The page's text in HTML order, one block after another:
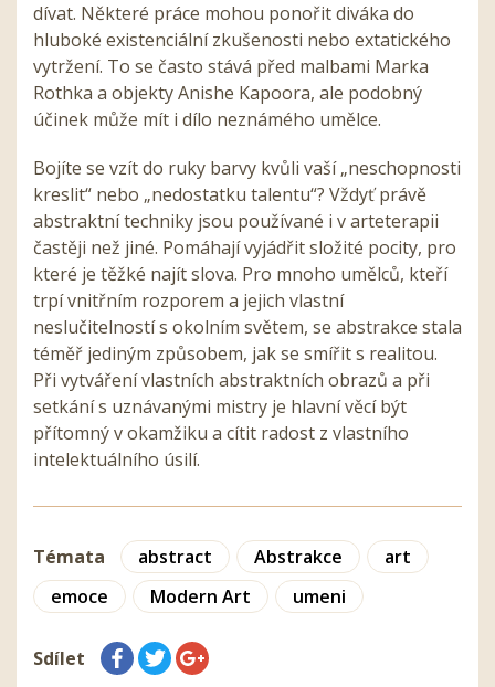
dívat. Některé práce mohou ponořit diváka do
hluboké existenciální zkušenosti nebo extatického
vytržení. To se často stává před malbami Marka
Rothka a objekty Anishe Kapoora, ale podobný
účinek může mít i dílo neznámého umělce.
Bojíte se vzít do ruky barvy kvůli vaší „neschopnosti
kreslit“ nebo „nedostatku talentu“? Vždyť právě
abstraktní techniky jsou používané i v arteterapii
častěji než jiné. Pomáhají vyjádřit složité pocity, pro
které je těžké najít slova. Pro mnoho umělců, kteří
trpí vnitřním rozporem a jejich vlastní
neslučitelností s okolním světem, se abstrakce stala
téměř jediným způsobem, jak se smířit s realitou.
Při vytváření vlastních abstraktních obrazů a při
setkání s uznávanými mistry je hlavní věcí být
přítomný v okamžiku a cítit radost z vlastního
intelektuálního úsilí.
Témata abstract Abstrakce
art
emoce
Modern Art umeni
Sdílet